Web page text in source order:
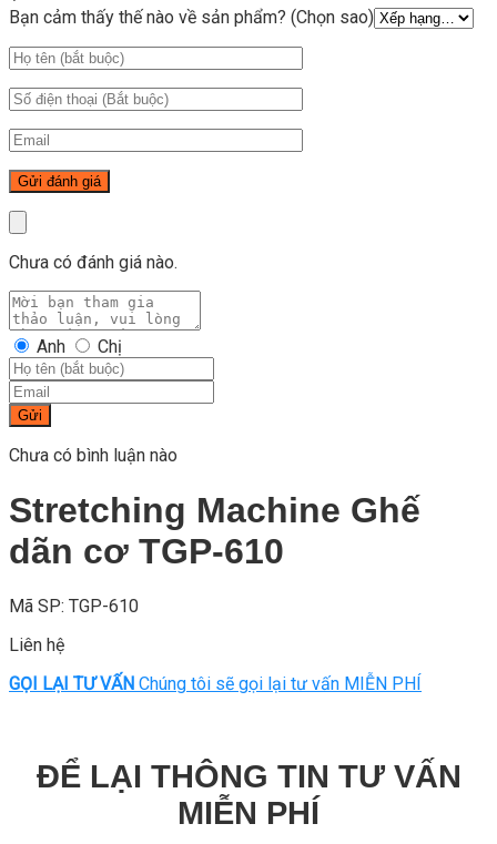
Bạn cảm thấy thế nào về sản phẩm? (Chọn sao)
Chưa có đánh giá nào.
Anh Chị
Gửi
Chưa có bình luận nào
Stretching Machine Ghế
dãn cơ TGP-610
Mã SP: TGP-610
Liên hệ
GỌI LẠI TƯ VẤN Chúng tôi sẽ gọi lại tư vấn MIỄN PHÍ
ĐỂ LẠI THÔNG TIN TƯ VẤN
MIỄN PHÍ